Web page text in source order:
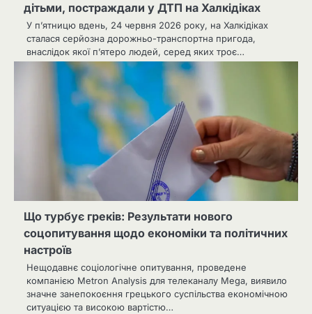
дітьми, постраждали у ДТП на Халкідіках
У п’ятницю вдень, 24 червня 2026 року, на Халкідіках
сталася серйозна дорожньо-транспортна пригода,
внаслідок якої п’ятеро людей, серед яких троє…
Що турбує греків: Результати нового
соцопитування щодо економіки та політичних
настроїв
Нещодавнє соціологічне опитування, проведене
компанією Metron Analysis для телеканалу Mega, виявило
значне занепокоєння грецького суспільства економічною
ситуацією та високою вартістю…